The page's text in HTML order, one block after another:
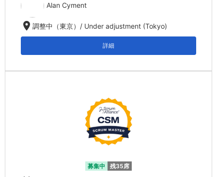
Alan Cyment
location_on調整中（東京）/ Under adjustment (Tokyo)
詳細
募集中 残35席